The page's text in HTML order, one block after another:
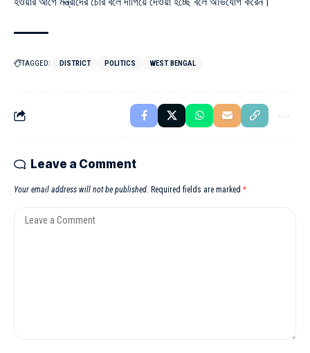
TAGGED: DISTRICT POLITICS WEST BENGAL
Leave a Comment
Your email address will not be published. Required fields are marked *